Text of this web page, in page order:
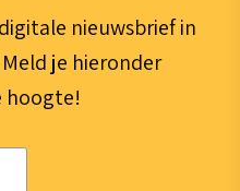
nieuwsbrief in
je hieronder
hoogte!